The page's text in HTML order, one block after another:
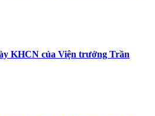
KHCN của Viện trưởng Trần